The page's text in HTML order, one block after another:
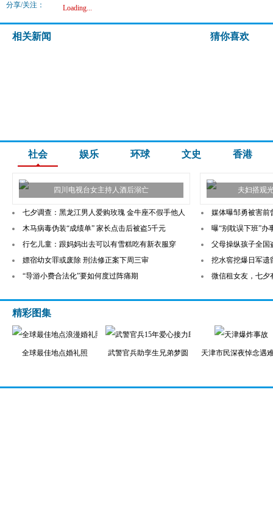
分享/关注： Loading...
相关新闻 猜你喜欢
社会 娱乐 环球 文史 香港
四川电视台女主持人酒后溺亡 夫妇搭观
七夕调查：黑龙江男人爱购玫瑰 金牛座不假手他人
木马病毒伪装“成绩单” 家长点击后被盗5千元
行乞儿童：跟妈妈出去可以有雪糕吃有新衣服穿
嫖宿幼女罪或废除 刑法修正案下周三审
“导游小费合法化”要如何度过阵痛期
媒体曝邹勇被害前
曝“别耽误下班”办
父母操纵孩子全国
挖水窖挖爆日军遗
微信租女友，七夕
精彩图集
全球最佳地点婚礼照 武警官兵助孪生兄弟梦圆 天津市民深夜悼念遇